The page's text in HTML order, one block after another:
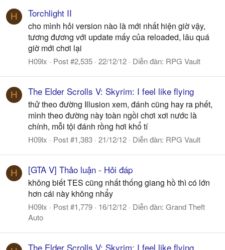
H Torchlight II
cho mình hỏi version nào là mới nhất hiện giờ vậy,
tương đương với update mấy của reloaded, lâu quá
giờ mới chơi lại
H09lx Post #2,535 22/12/12 Diễn đàn: RPG Vault
H The Elder Scrolls V: Skyrim: I feel like flying
thử theo đường Illusion xem, đánh cũng hay ra phết,
mình theo đường này toàn ngồi chơi xơi nước là
chính, mỗi tội đánh rồng hơi khổ tí
H09lx Post #1,383 21/12/12 Diễn đàn: RPG Vault
H [GTA V] Thảo luận - Hỏi đáp
không biết TES cũng nhất thống giang hồ thì có lớn
hơn cái này không nhẩy
H09lx Post #1,779 16/12/12 Diễn đàn: Grand Theft
Auto
The Elder Scrolls V: Skyrim: I feel like flying